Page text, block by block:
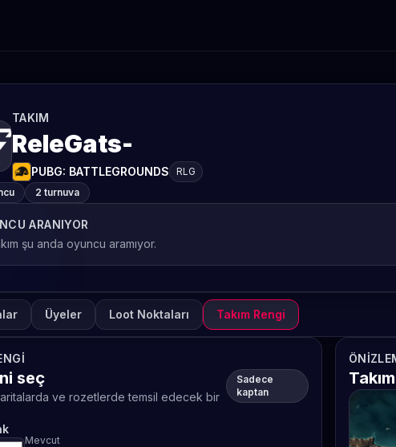
TAKIM
ReleGats-
PUBG: BATTLEGROUNDS
RLG
2 turnuva
ARANIYOR
şu anda oyuncu aramıyor.
Üyeler Loot Noktaları Takım Rengi
seç
haritalarda ve rozetlerde temsil edecek bir
Sadece
kaptan
Mevcut